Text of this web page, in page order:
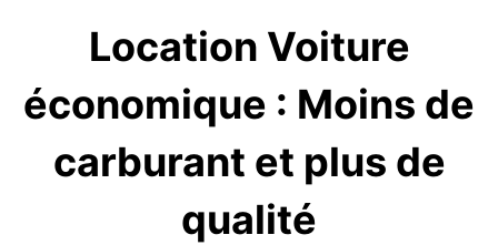
Location Voiture
économique : Moins de
carburant et plus de
qualité